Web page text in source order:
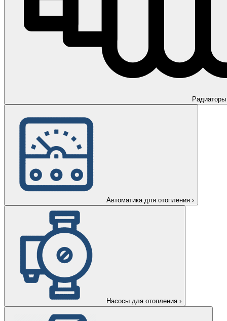
Радиаторы
Автоматика для отопления ›
Насосы для отопления ›